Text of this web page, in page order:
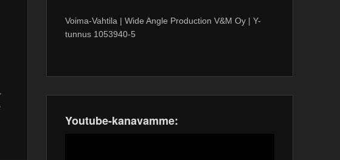
Voima-Vahtila | Wide Angle Production V&M Oy | Y-
tunnus 1053940-5
Youtube-kanavamme: